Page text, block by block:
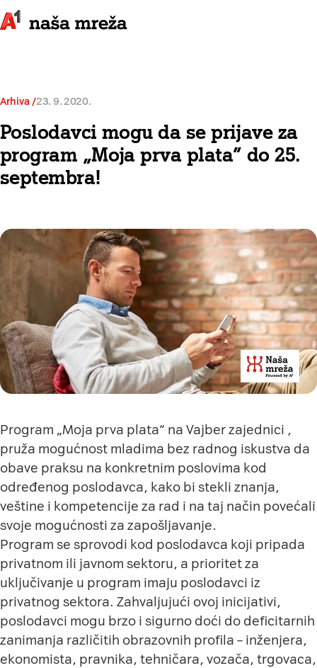
Arhiva 23. 9. 2020.
Poslodavci mogu da se prijave za
program „Moja prva plata” do 25.
septembra!
Program „Moja prva plata“ na Vajber zajednici ,
pruža mogućnost mladima bez radnog iskustva da
obave praksu na konkretnim poslovima kod
određenog poslodavca, kako bi stekli znanja,
veštine i kompetencije za rad i na taj način povećali
svoje mogućnosti za zapošljavanje.
Program se sprovodi kod poslodavca koji pripada
privatnom ili javnom sektoru, a prioritet za
uključivanje u program imaju poslodavci iz
privatnog sektora. Zahvaljujući ovoj inicijativi,
poslodavci mogu brzo i sigurno doći do deficitarnih
zanimanja različitih obrazovnih profila – inženjera,
ekonomista, pravnika, tehničara, vozača, trgovaca,